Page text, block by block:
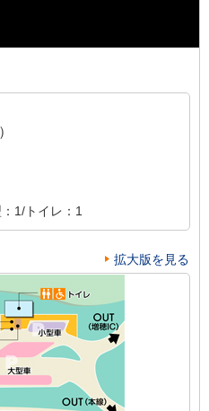
1/トイレ：1
拡大版を見る